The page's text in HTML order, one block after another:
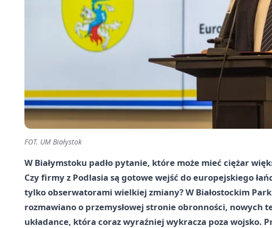
FOT. UM Białystok
W Białymstoku padło pytanie, które może mieć ciężar
Czy firmy z Podlasia są gotowe wejść do europejskiego
tylko obserwatorami wielkiej zmiany? W Białostockim
rozmawiano o przemysłowej stronie obronności, nowych
układance, która coraz wyraźniej wykracza poza wojsko.